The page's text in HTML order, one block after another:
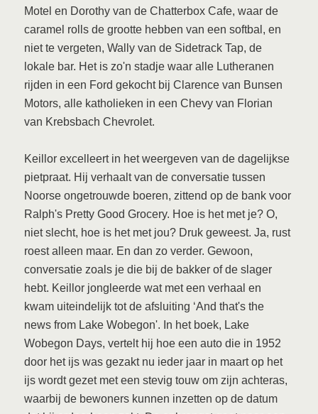
Motel en Dorothy van de Chatterbox Cafe, waar de
caramel rolls de grootte hebben van een softbal, en
niet te vergeten, Wally van de Sidetrack Tap, de
lokale bar. Het is zo'n stadje waar alle Lutheranen
rijden in een Ford gekocht bij Clarence van Bunsen
Motors, alle katholieken in een Chevy van Florian
van Krebsbach Chevrolet.
Keillor excelleert in het weergeven van de dagelijkse
pietpraat. Hij verhaalt van de conversatie tussen
Noorse ongetrouwde boeren, zittend op de bank voor
Ralph's Pretty Good Grocery. Hoe is het met je? O,
niet slecht, hoe is het met jou? Druk geweest. Ja, rust
roest alleen maar. En dan zo verder. Gewoon,
conversatie zoals je die bij de bakker of de slager
hebt. Keillor jongleerde wat met een verhaal en
kwam uiteindelijk tot de afsluiting ‘And that's the
news from Lake Wobegon'. In het boek, Lake
Wobegon Days, vertelt hij hoe een auto die in 1952
door het ijs was gezakt nu ieder jaar in maart op het
ijs wordt gezet met een stevig touw om zijn achteras,
waarbij de bewoners kunnen inzetten op de datum